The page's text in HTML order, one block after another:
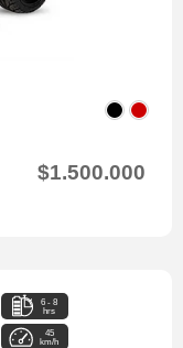
$1.500.000
6 - 8
hrs
45
km/h